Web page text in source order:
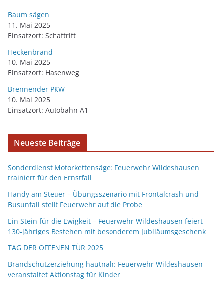
Baum sägen
11. Mai 2025
Einsatzort: Schaftrift
Heckenbrand
10. Mai 2025
Einsatzort: Hasenweg
Brennender PKW
10. Mai 2025
Einsatzort: Autobahn A1
Neueste Beiträge
Sonderdienst Motorkettensäge: Feuerwehr Wildeshausen
trainiert für den Ernstfall
Handy am Steuer – Übungsszenario mit Frontalcrash und
Busunfall stellt Feuerwehr auf die Probe
Ein Stein für die Ewigkeit – Feuerwehr Wildeshausen feiert
130-jähriges Bestehen mit besonderem Jubiläumsgeschenk
TAG DER OFFENEN TÜR 2025
Brandschutzerziehung hautnah: Feuerwehr Wildeshausen
veranstaltet Aktionstag für Kinder